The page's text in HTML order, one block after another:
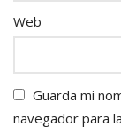
Web
Guarda mi
navegador para